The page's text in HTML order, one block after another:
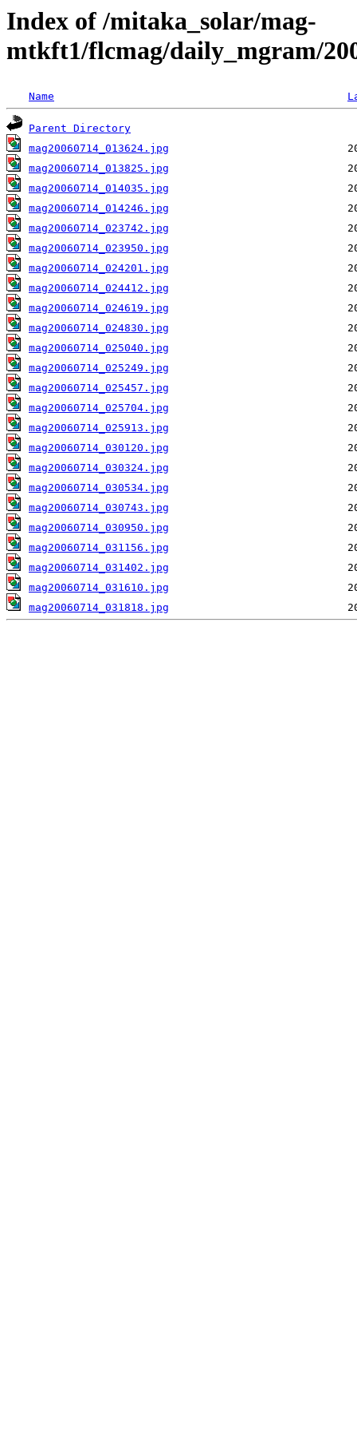
Index of /mitaka_solar/mag-
mtkft1/flcmag/daily_mgram/
Name
Parent Directory
mag20060714_013624.jpg
mag20060714_013825.jpg
mag20060714_014035.jpg
mag20060714_014246.jpg
mag20060714_023742.jpg
mag20060714_023950.jpg
mag20060714_024201.jpg
mag20060714_024412.jpg
mag20060714_024619.jpg
mag20060714_024830.jpg
mag20060714_025040.jpg
mag20060714_025249.jpg
mag20060714_025457.jpg
mag20060714_025704.jpg
mag20060714_025913.jpg
mag20060714_030120.jpg
mag20060714_030324.jpg
mag20060714_030534.jpg
mag20060714_030743.jpg
mag20060714_030950.jpg
mag20060714_031156.jpg
mag20060714_031402.jpg
mag20060714_031610.jpg
mag20060714_031818.jpg